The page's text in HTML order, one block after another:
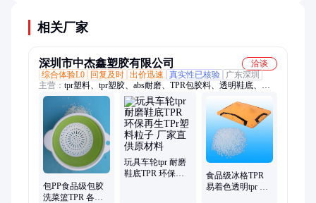
相关厂家
深圳市中杰鑫塑胶有限公司
洽谈
综合体验L0
回复及时 出价迅速 真实性已核验
广东深圳
主营： tpr塑料、tpr塑胶、abs耐磨、TPR包胶料、透明鞋底、耐
磨手机套、汽车挡泥板
包PP食品级包胶
洗菜篮TPR 各种
玩具车轮tpr 耐磨
鞋底TPR 环保再
食品级冰格TPR
易着色透明tpr 环